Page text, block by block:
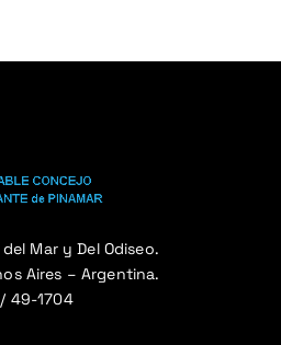
Mar y Del Odiseo.
Aires – Argentina.
49-1704